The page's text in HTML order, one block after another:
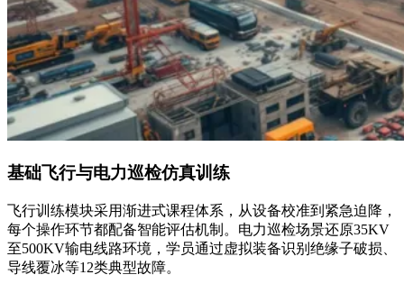
基础飞行与电力巡检仿真训练
飞行训练模块采用渐进式课程体系，从设备校准到紧急迫降，
每个操作环节都配备智能评估机制。电力巡检场景还原35KV
至500KV输电线路环境，学员通过虚拟装备识别绝缘子破损、
导线覆冰等12类典型故障。